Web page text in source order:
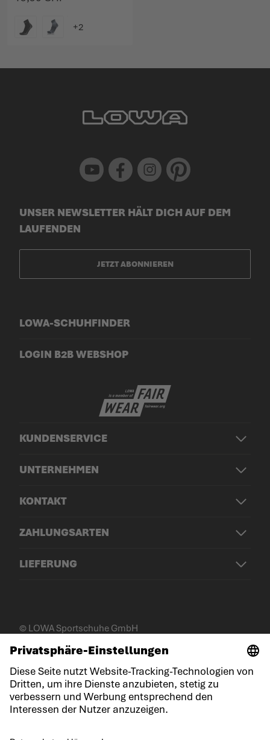
Youtube Facebook Instagram Pinterest
KUNDENSERVICE
UNTERNEHMEN
KONTAKT
ZAHLUNGSARTEN
LIEFERUNG
LOWA-SCHUHFINDER
LOGIN B2B WEBSHOP
UNSER NEWSLETTER HÄLT DICH AUF DEM
LAUFENDEN
JETZT ABONNIEREN
© LOWA Sportschuhe GmbH
Impressum
Datenschutz
Cookies